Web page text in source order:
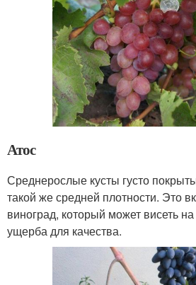
Атос
Среднерослые кусты густо
такой же средней плотности. Это
виноград, который может висеть
ущерба для качества.